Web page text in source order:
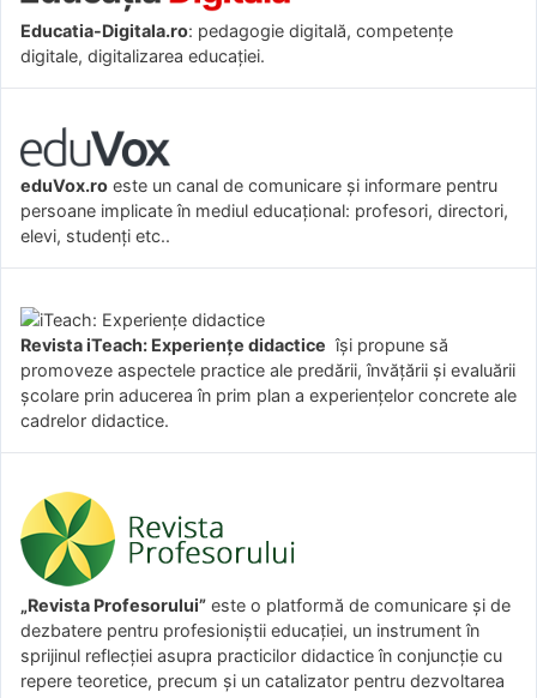
Educatia-Digitala.ro: pedagogie digitală, competențe
digitale, digitalizarea educației.
eduVox.ro este un canal de comunicare și informare pentru
persoane implicate în mediul educațional: profesori, directori,
elevi, studenți etc..
Revista iTeach: Experienţe didactice îşi propune să
promoveze aspectele practice ale predării, învăţării şi evaluării
şcolare prin aducerea în prim plan a experienţelor concrete ale
cadrelor didactice.
„Revista Profesorului” este o platformă de comunicare și de
dezbatere pentru profesioniștii educației, un instrument în
sprijinul reflecției asupra practicilor didactice în conjuncție cu
repere teoretice, precum și un catalizator pentru dezvoltarea